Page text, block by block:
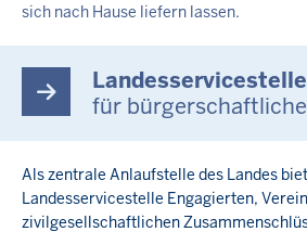
sich nach Hause liefern lassen.
Landesservicestelle
für
Als zentrale Anlaufstelle des Landes
Landesservicestelle Engagierten,
zivilgesellschaftlichen